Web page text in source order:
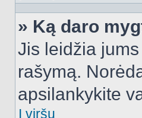
» Ką daro
Jis leidžia
rašymą.
apsilankykite
Į viršų